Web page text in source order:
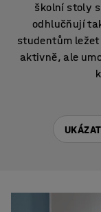
školní stoly
odhlučňují
studentům
aktivně, ale